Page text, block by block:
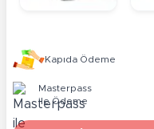
Kapıda Ödeme
Masterpass
ile Ödeme